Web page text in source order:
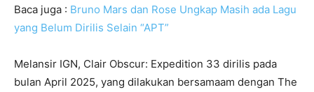
Baca juga : Bruno Mars dan Rose Ungkap Masih ada Lagu
yang Belum Dirilis Selain “APT”
Melansir IGN, Clair Obscur: Expedition 33 dirilis pada
bulan April 2025, yang dilakukan bersamaam dengan The